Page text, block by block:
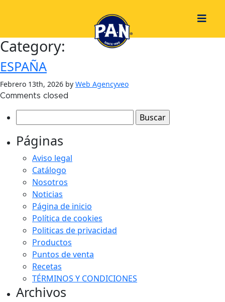
Category:
ESPAÑA
Febrero 13th, 2026 by Web Agencyveo
Comments closed
por:
Páginas
Aviso legal
Catálogo
Nosotros
Noticias
Página de inicio
Política de cookies
Politicas de privacidad
Productos
Puntos de venta
Recetas
TÉRMINOS Y CONDICIONES
Archivos